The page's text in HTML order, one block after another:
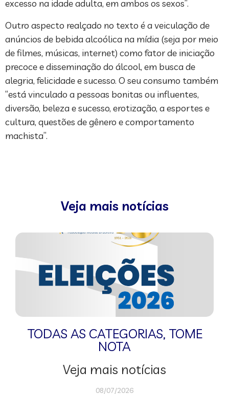
excesso na idade adulta, em ambos os sexos”.
Outro aspecto realçado no texto é a veiculação de
anúncios de bebida alcoólica na mídia (seja por meio
de filmes, músicas, internet) como fator de iniciação
precoce e disseminação do álcool, em busca de
alegria, felicidade e sucesso. O seu consumo também
“está vinculado a pessoas bonitas ou influentes,
diversão, beleza e sucesso, erotização, a esportes e
cultura, questões de gênero e comportamento
machista”.
Veja mais notícias
TODAS AS CATEGORIAS, TOME
NOTA
Veja mais notícias
08/07/2026